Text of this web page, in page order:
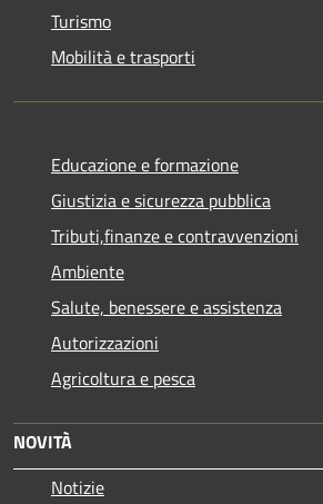
Turismo
Mobilità e trasporti
Educazione e formazione
Giustizia e sicurezza pubblica
Tributi,finanze e contravvenzioni
Ambiente
Salute, benessere e assistenza
Autorizzazioni
Agricoltura e pesca
NOVITÀ
Notizie